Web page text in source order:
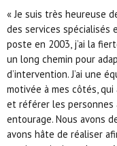
« Je suis très heureuse
des services spécialisés
poste en 2003, j’ai la
un long chemin pour
d’intervention. J’ai une
motivée à mes côtés,
et référer les personnes
entourage. Nous avons
avons hâte de réaliser